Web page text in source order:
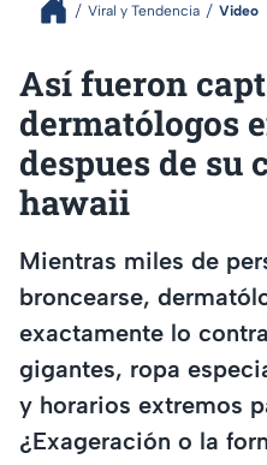
Viral y Tendencia Video
Así fueron
dermatólogos
despues de su
hawaii
Mientras miles de
broncearse,
exactamente lo
gigantes, ropa
y horarios extremos
¿Exageración o la